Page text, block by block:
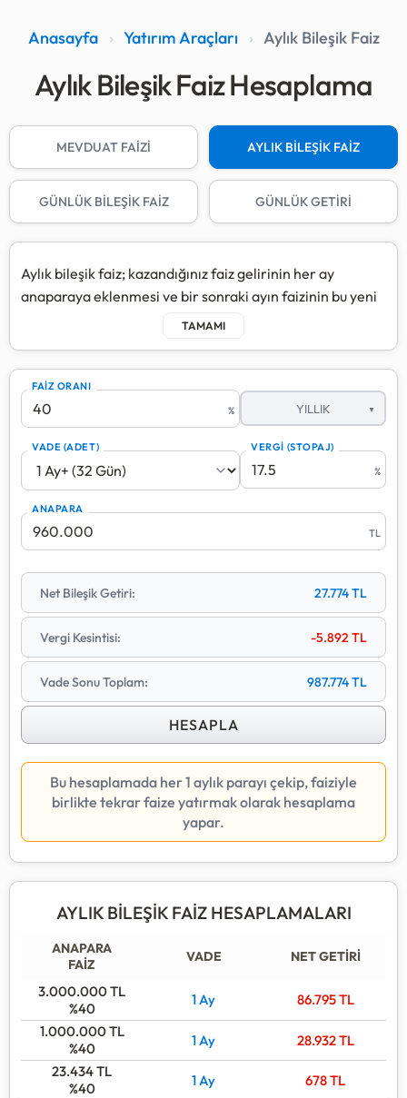
Anasayfa › Yatırım Araçları › Aylık Bileşik Faiz
Aylık Bileşik Faiz Hesaplama
MEVDUAT FAİZİ AYLIK BİLEŞİK FAİZ
GÜNLÜK BİLEŞİK FAİZ GÜNLÜK GETİRİ
Aylık bileşik faiz; kazandığınız faiz gelirinin her ay
anaparaya eklenmesi ve bir sonraki ayın faizinin bu yeni
toplam üzerinden hesaplanmasıdır.
Bu yöntem, "faizin faizi" olarak da bilinir ve özellikle uzun
vadeli yatırımlarda anaparanın standart mevduata göre
çok daha hızlı büyümesini sağlar.
Hesaplama yapılırken stopaj kesintisi her dönem
sonunda düşülür ve kalan net tutar anaparaya eklenerek
devreder. Bu sayede gerçek getirinizi daha net
görebilirsiniz.
Vade sayısı arttıkça bileşik faizin etkisi katlanarak artar.
Bu araçla farklı faiz oranları ve süreler için birikiminizin
gelecekteki değerini tahmin edebilirsiniz.
FAIZ ORANI
%
YILLIK
VADE (ADET)
VERGİ (STOPAJ)
%
ANAPARA
TL
Net Bileşik Getiri: 27.774TL
Vergi Kesintisi: -5.892 TL
Vade Sonu Toplam: 987.774TL
HESAPLA
Bu hesaplamada her 1 aylık parayı çekip, faiziyle
birlikte tekrar faize yatırmak olarak hesaplama
yapar.
AYLIK BİLEŞİK FAİZ HESAPLAMALARI
ANAPARA
FAİZ
VADE NET GETİRİ
3.000.000TL
%40
1 Ay 86.795TL
1.000.000TL
%40
1 Ay 28.932TL
23.434TL
%40
1 Ay 678TL